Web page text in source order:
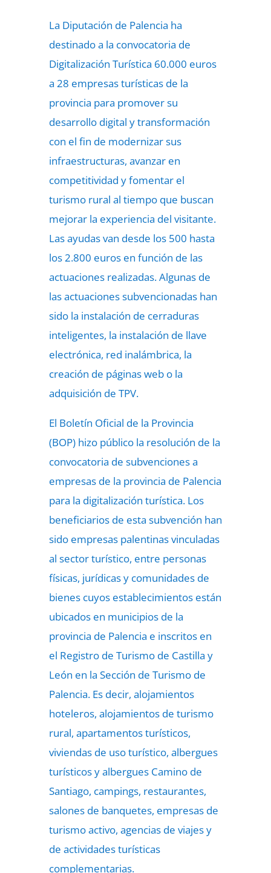
La Diputación de Palencia ha
destinado a la convocatoria de
Digitalización Turística 60.000 euros
a 28 empresas turísticas de la
provincia para promover su
desarrollo digital y transformación
con el fin de modernizar sus
infraestructuras, avanzar en
competitividad y fomentar el
turismo rural al tiempo que buscan
mejorar la experiencia del visitante.
Las ayudas van desde los 500 hasta
los 2.800 euros en función de las
actuaciones realizadas. Algunas de
las actuaciones subvencionadas han
sido la instalación de cerraduras
inteligentes, la instalación de llave
electrónica, red inalámbrica, la
creación de páginas web o la
adquisición de TPV.
El Boletín Oficial de la Provincia
(BOP) hizo público la resolución de la
convocatoria de subvenciones a
empresas de la provincia de Palencia
para la digitalización turística. Los
beneficiarios de esta subvención han
sido empresas palentinas vinculadas
al sector turístico, entre personas
físicas, jurídicas y comunidades de
bienes cuyos establecimientos están
ubicados en municipios de la
provincia de Palencia e inscritos en
el Registro de Turismo de Castilla y
León en la Sección de Turismo de
Palencia. Es decir, alojamientos
hoteleros, alojamientos de turismo
rural, apartamentos turísticos,
viviendas de uso turístico, albergues
turísticos y albergues Camino de
Santiago, campings, restaurantes,
salones de banquetes, empresas de
turismo activo, agencias de viajes y
de actividades turísticas
complementarias.